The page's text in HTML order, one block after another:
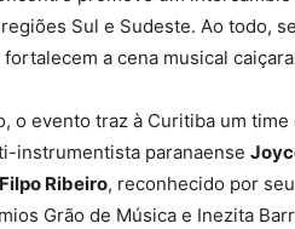
Sul e Sudeste. Ao todo,
a cena musical
o evento traz à Curitiba um
instrumentista paranaense
Filpo Ribeiro, reconhecido por
Grão de Música e Inezita